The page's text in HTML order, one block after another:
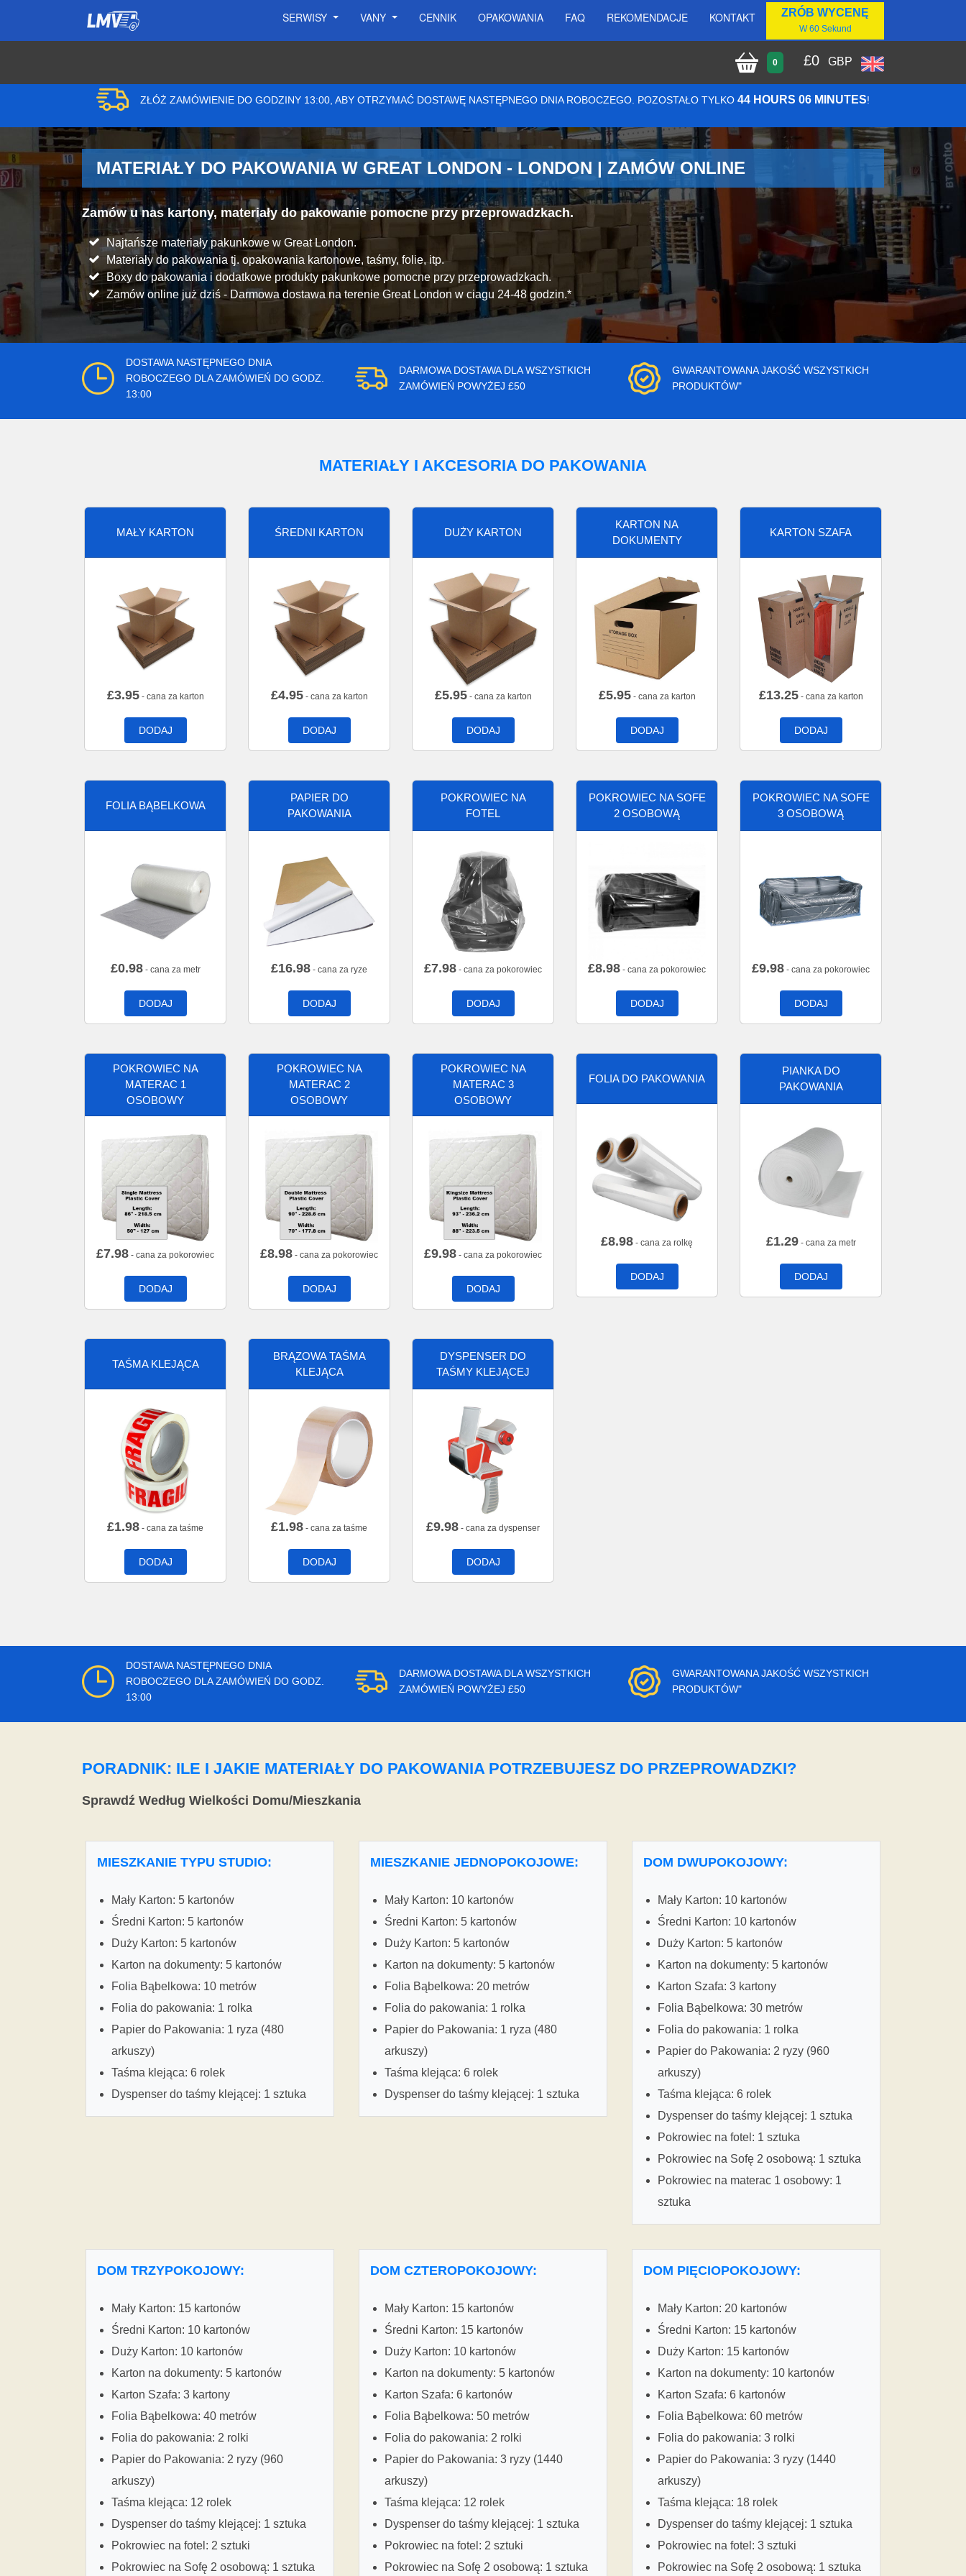
SERWISY VANY CENNIK OPAKOWANIA FAQ REKOMENDACJE KONTAKT ZRÓB WYCENĘ
W 60 Sekund
0 £0 GBP
ZŁÓŻ ZAMÓWIENIE DO GODZINY 13:00, ABY OTRZYMAĆ DOSTAWĘ NASTĘPNEGO DNIA ROBOCZEGO. POZOSTAŁO TYLKO 44 HOURS 06 MINUTES!
MATERIAŁY DO PAKOWANIA W GREAT LONDON - LONDON | ZAMÓW ONLINE
Zamów u nas kartony, materiały do pakowanie pomocne przy przeprowadzkach.
Najtańsze materiały pakunkowe w Great London.
Materiały do pakowania tj. opakowania kartonowe, taśmy, folie, itp.
Boxy do pakowania i dodatkowe produkty pakunkowe pomocne przy przeprowadzkach.
Zamów online już dziś - Darmowa dostawa na terenie Great London w ciagu 24-48 godzin.*
DOSTAWA NASTĘPNEGO DNIA
ROBOCZEGO DLA ZAMÓWIEŃ DO GODZ.
13:00
DARMOWA DOSTAWA DLA WSZYSTKICH
ZAMÓWIEŃ POWYŻEJ £50
GWARANTOWANA JAKOŚĆ WSZYSTKICH
PRODUKTÓW"
MATERIAŁY I AKCESORIA DO PAKOWANIA
MAŁY KARTON
£3.95- cana za karton
DODAJ
ŚREDNI KARTON
£4.95- cana za karton
DODAJ
DUŻY KARTON
£5.95- cana za karton
DODAJ
KARTON NA
DOKUMENTY
£5.95- cana za karton
DODAJ
KARTON SZAFA
£13.25- cana za karton
DODAJ
FOLIA BĄBELKOWA
£0.98- cana za metr
DODAJ
PAPIER DO
PAKOWANIA
£16.98 - cana za ryze
DODAJ
POKROWIEC NA
FOTEL
£7.98 - cana za pokorowiec
DODAJ
POKROWIEC NA SOFE
2 OSOBOWĄ
£8.98 - cana za pokorowiec
DODAJ
POKROWIEC NA SOFE
3 OSOBOWĄ
£9.98 - cana za pokorowiec
DODAJ
POKROWIEC NA
MATERAC 1
OSOBOWY
£7.98 - cana za pokorowiec
DODAJ
POKROWIEC NA
MATERAC 2
OSOBOWY
£8.98 - cana za pokorowiec
DODAJ
POKROWIEC NA
MATERAC 3
OSOBOWY
£9.98 - cana za pokorowiec
DODAJ
FOLIA DO PAKOWANIA
£8.98 - cana za rolkę
DODAJ
PIANKA DO
PAKOWANIA
£1.29- cana za metr
DODAJ
TAŚMA KLEJĄCA
£1.98 - cana za taśme
DODAJ
BRĄZOWA TAŚMA
KLEJĄCA
£1.98 - cana za taśme
DODAJ
DYSPENSER DO
TAŚMY KLEJĄCEJ
£9.98 - cana za dyspenser
DODAJ
DOSTAWA NASTĘPNEGO DNIA
ROBOCZEGO DLA ZAMÓWIEŃ DO GODZ.
13:00
DARMOWA DOSTAWA DLA WSZYSTKICH
ZAMÓWIEŃ POWYŻEJ £50
GWARANTOWANA JAKOŚĆ WSZYSTKICH
PRODUKTÓW"
PORADNIK: ILE I JAKIE MATERIAŁY DO PAKOWANIA POTRZEBUJESZ DO PRZEPROWADZKI?
Sprawdź Według Wielkości Domu/Mieszkania
MIESZKANIE TYPU STUDIO:
Mały Karton: 5 kartonów
Średni Karton: 5 kartonów
Duży Karton: 5 kartonów
Karton na dokumenty: 5 kartonów
Folia Bąbelkowa: 10 metrów
Folia do pakowania: 1 rolka
Papier do Pakowania: 1 ryza (480
arkuszy)
Taśma klejąca: 6 rolek
Dyspenser do taśmy klejącej: 1 sztuka
MIESZKANIE JEDNOPOKOJOWE:
Mały Karton: 10 kartonów
Średni Karton: 5 kartonów
Duży Karton: 5 kartonów
Karton na dokumenty: 5 kartonów
Folia Bąbelkowa: 20 metrów
Folia do pakowania: 1 rolka
Papier do Pakowania: 1 ryza (480
arkuszy)
Taśma klejąca: 6 rolek
Dyspenser do taśmy klejącej: 1 sztuka
DOM DWUPOKOJOWY:
Mały Karton: 10 kartonów
Średni Karton: 10 kartonów
Duży Karton: 5 kartonów
Karton na dokumenty: 5 kartonów
Karton Szafa: 3 kartony
Folia Bąbelkowa: 30 metrów
Folia do pakowania: 1 rolka
Papier do Pakowania: 2 ryzy (960
arkuszy)
Taśma klejąca: 6 rolek
Dyspenser do taśmy klejącej: 1 sztuka
Pokrowiec na fotel: 1 sztuka
Pokrowiec na Sofę 2 osobową: 1 sztuka
Pokrowiec na materac 1 osobowy: 1
sztuka
DOM TRZYPOKOJOWY:
Mały Karton: 15 kartonów
Średni Karton: 10 kartonów
Duży Karton: 10 kartonów
Karton na dokumenty: 5 kartonów
Karton Szafa: 3 kartony
Folia Bąbelkowa: 40 metrów
Folia do pakowania: 2 rolki
Papier do Pakowania: 2 ryzy (960
arkuszy)
Taśma klejąca: 12 rolek
Dyspenser do taśmy klejącej: 1 sztuka
Pokrowiec na fotel: 2 sztuki
Pokrowiec na Sofę 2 osobową: 1 sztuka
DOM CZTEROPOKOJOWY:
Mały Karton: 15 kartonów
Średni Karton: 15 kartonów
Duży Karton: 10 kartonów
Karton na dokumenty: 5 kartonów
Karton Szafa: 6 kartonów
Folia Bąbelkowa: 50 metrów
Folia do pakowania: 2 rolki
Papier do Pakowania: 3 ryzy (1440
arkuszy)
Taśma klejąca: 12 rolek
Dyspenser do taśmy klejącej: 1 sztuka
Pokrowiec na fotel: 2 sztuki
Pokrowiec na Sofę 2 osobową: 1 sztuka
DOM PIĘCIOPOKOJOWY:
Mały Karton: 20 kartonów
Średni Karton: 15 kartonów
Duży Karton: 15 kartonów
Karton na dokumenty: 10 kartonów
Karton Szafa: 6 kartonów
Folia Bąbelkowa: 60 metrów
Folia do pakowania: 3 rolki
Papier do Pakowania: 3 ryzy (1440
arkuszy)
Taśma klejąca: 18 rolek
Dyspenser do taśmy klejącej: 1 sztuka
Pokrowiec na fotel: 3 sztuki
Pokrowiec na Sofę 2 osobową: 1 sztuka